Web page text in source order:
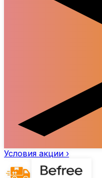
Условия акции ›